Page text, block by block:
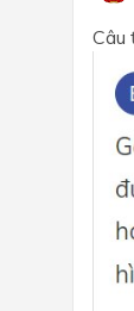
Câu